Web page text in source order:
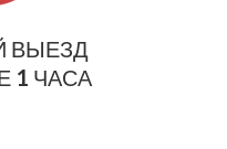
ВЫЕЗД
1 ЧАСА